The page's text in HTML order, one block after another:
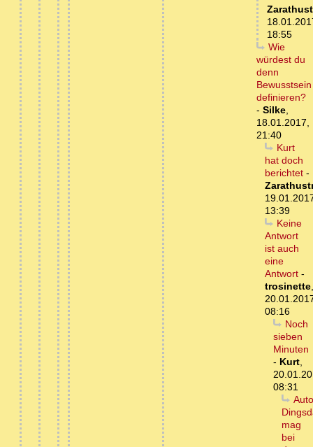
18:55
Wie
würdest du
denn
Bewusstsein
definieren?
- Silke,
18.01.2017,
21:40
Kurt
hat doch
berichtet -
13:39
Keine
Antwort
ist auch
eine
Antwort -
trosinette,
08:16
Noch
sieben
Minuten
- Kurt,
08:31
mag
bei